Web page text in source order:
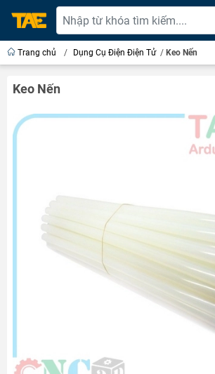
Trang chủ / Dụng Cụ Điện Điện Tử / Keo Nến
Keo Nến